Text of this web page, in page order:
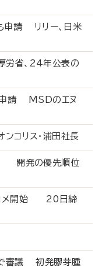
申請 リリー、日米
省、24年公表の
申請 MSDのエヌ
リス・浦田社長
し 開発の優先順位
コメ開始 20日締
で審議 初発膠芽腫